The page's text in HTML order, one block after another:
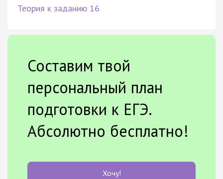
Теория к заданию 16
Составим твой
персональный план
подготовки к ЕГЭ.
Абсолютно бесплатно!
Хочу!